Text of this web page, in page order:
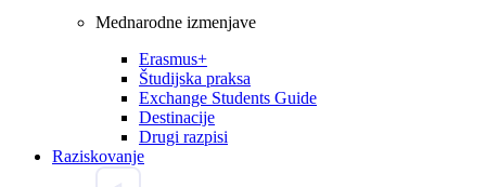
Mednarodne izmenjave
Erasmus+
Študijska praksa
Exchange Students Guide
Destinacije
Drugi razpisi
Raziskovanje